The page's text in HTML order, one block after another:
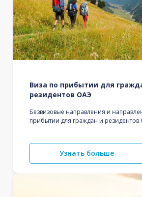
Виза по прибытии для
резидентов ОАЭ
Безвизовые направления и
прибытии для граждан и резидентов
Узнать больше